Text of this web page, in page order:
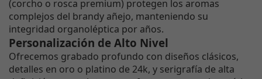
(corcho o rosca premium) protegen los aromas
complejos del brandy añejo, manteniendo su
integridad organoléptica por años.
Personalización de Alto Nivel
Ofrecemos grabado profundo con diseños clásicos,
detalles en oro o platino de 24k, y serigrafía de alta